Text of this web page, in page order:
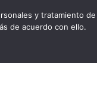
y tratamiento
de acuerdo con ello.